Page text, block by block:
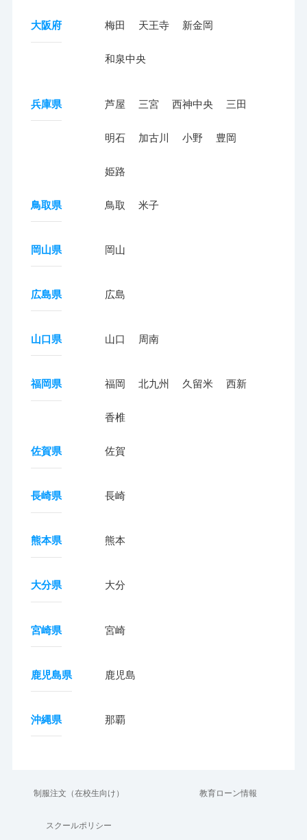
大阪府 梅田 天王寺 新金岡
和泉中央
兵庫県 芦屋 三宮 西神中央 三田
明石 加古川 小野 豊岡
姫路
鳥取県 鳥取 米子
岡山県 岡山
広島県 広島
山口県 山口 周南
福岡県 福岡 北九州 久留米 西新
香椎
佐賀県 佐賀
長崎県 長崎
熊本県 熊本
大分県 大分
宮崎県 宮崎
鹿児島県 鹿児島
沖縄県 那覇
制服注文（在校生向け） 教育ローン情報
スクールポリシー